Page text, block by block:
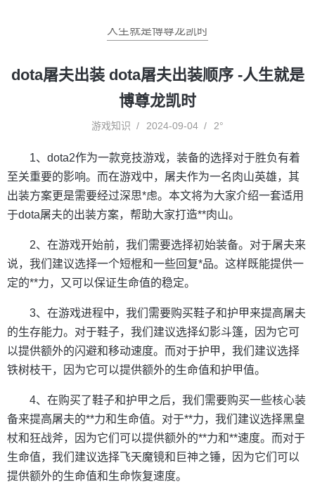
人生就是博尊龙凯时
dota屠夫出装 dota屠夫出装顺序 -人生就是
博尊龙凯时
游戏知识 2024-09-04 2°
1、dota2作为一款竞技游戏，装备的选择对于胜负有着
至关重要的影响。而在游戏中，屠夫作为一名肉山英雄，其
出装方案更是需要经过深思*虑。本文将为大家介绍一套适用
于dota屠夫的出装方案，帮助大家打造**肉山。
2、在游戏开始前，我们需要选择初始装备。对于屠夫来
说，我们建议选择一个短棍和一些回复*品。这样既能提供一
定的**力，又可以保证生命值的稳定。
3、在游戏进程中，我们需要购买鞋子和护甲来提高屠夫
的生存能力。对于鞋子，我们建议选择幻影斗篷，因为它可
以提供额外的闪避和移动速度。而对于护甲，我们建议选择
铁树枝干，因为它可以提供额外的生命值和护甲值。
4、在购买了鞋子和护甲之后，我们需要购买一些核心装
备来提高屠夫的**力和生命值。对于**力，我们建议选择黑皇
杖和狂战斧，因为它们可以提供额外的**力和**速度。而对于
生命值，我们建议选择飞天魔镜和巨神之锤，因为它们可以
提供额外的生命值和生命恢复速度。